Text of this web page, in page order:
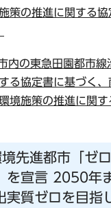
策の推進に関する
内の東急田園都市
る協定書に基づく、
境施策の推進に関す
境先進都市「ゼ
を宣言 2050年
実質ゼロを目指